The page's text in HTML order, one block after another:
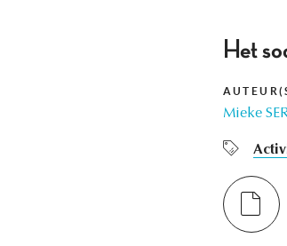
Het
Mieke